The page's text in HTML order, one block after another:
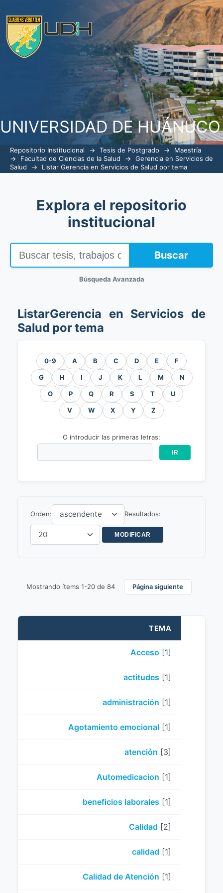
UNIVERSIDAD DE HUÁNUCO
ListarGerencia en Servicios de Salud
Repositorio Institucional → Tesis de Postgrado →
Maestría
→
Facultad de Ciencias de la Salud →
Gerencia en Servicios de
Salud
→ Listar Gerencia en Servicios de Salud por tema
Explora el repositorio
institucional
Buscar
Búsqueda Avanzada
ListarGerencia en Servicios de
Salud por tema
0-9 A B C D E F
G H I J K L M N
O P Q R S T U
V W X Y Z
O introducir las primeras letras:
Orden: Resultados:
Mostrando ítems 1-20 de 84 Página siguiente
TEMA
Acceso [1]
actitudes [1]
administración [1]
Agotamiento emocional [1]
atención [3]
Automedicacion [1]
beneficios laborales [1]
Calidad [2]
calidad [1]
Calidad de Atención [1]